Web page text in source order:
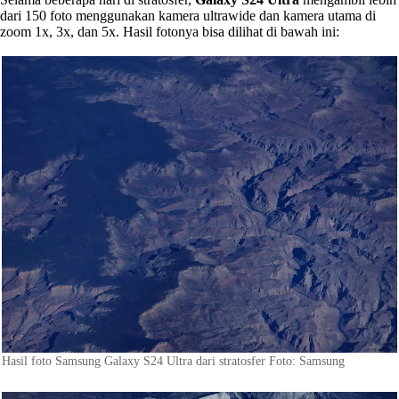
dari 150 foto menggunakan kamera ultrawide dan kamera utama di
zoom 1x, 3x, dan 5x. Hasil fotonya bisa dilihat di bawah ini:
Hasil foto Samsung Galaxy S24 Ultra dari stratosfer Foto: Samsung